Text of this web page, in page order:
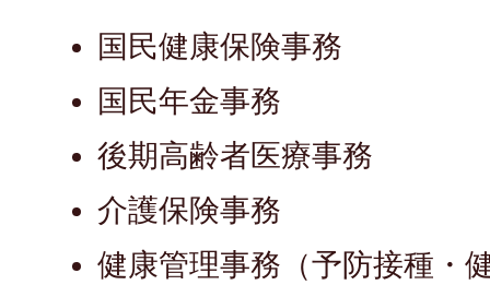
国民健康保険事務
国民年金事務
後期高齢者医療事務
介護保険事務
健康管理事務（予防接種・